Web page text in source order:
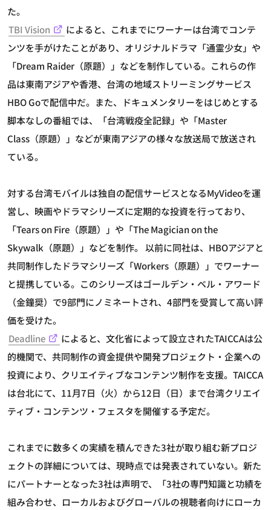
た。
TBI Vision
によると、これまでにワーナーは台湾でコンテ
ンツを手がけたことがあり、オリジナルドラマ「通霊少女」や
「Dream Raider（原題）」などを制作している。これらの作
品は東南アジアや香港、台湾の地域ストリーミングサービス
HBO Goで配信中だ。また、ドキュメンタリーをはじめとする
脚本なしの番組では、「台湾戦疫全記録」や「Master
Class（原題）」などが東南アジアの様々な放送局で放送され
ている。
対する台湾モバイルは独自の配信サービスとなるMyVideoを運
営し、映画やドラマシリーズに定期的な投資を行っており、
「Tears on Fire（原題）」や「The Magician on the
Skywalk（原題）」などを制作。 以前に同社は、HBOアジアと
共同制作したドラマシリーズ「Workers（原題）」でワーナー
と提携している。このシリーズはゴールデン・ベル・アワード
（金鐘奨）で9部門にノミネートされ、4部門を受賞して高い評
価を受けた。
Deadline
によると、文化省によって設立されたTAICCAは公
的機関で、共同制作の資金提供や開発プロジェクト・企業への
投資により、クリエイティブなコンテンツ制作を支援。TAICCA
は台北にて、11月7日（火）から12日（日）まで台湾クリエイ
ティブ・コンテンツ・フェスタを開催する予定だ。
これまでに数多くの実績を積んできた3社が取り組む新プロジ
ェクトの詳細については、現時点では発表されていない。新た
にパートナーとなった3社は声明で、「3社の専門知識と功績を
組み合わせ、ローカルおよびグローバルの視聴者向けにローカ